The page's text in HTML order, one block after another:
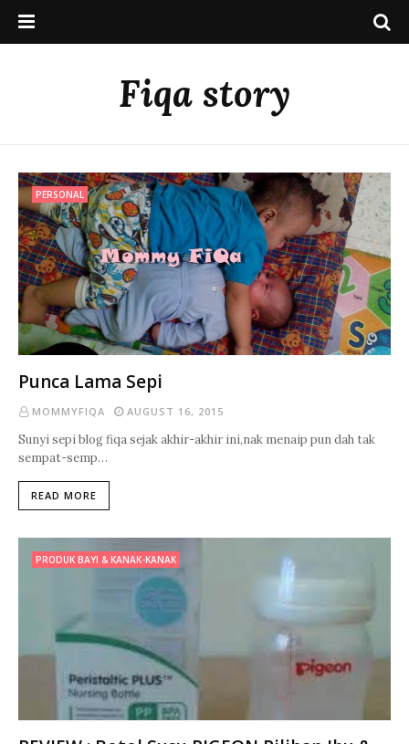
Fiqa story
PERSONAL
Punca Lama Sepi
MOMMYFIQA AUGUST 16, 2015
Sunyi sepi blog fiqa sejak akhir-akhir ini,nak menaip pun dah tak
sempat-semp…
READ MORE
PRODUK BAYI & KANAK-KANAK